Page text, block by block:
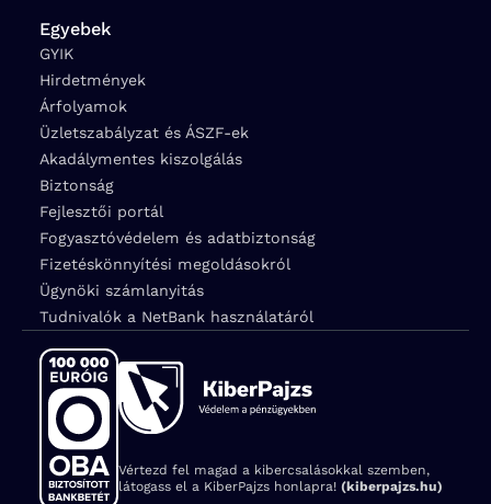
Egyebek
GYIK
Hirdetmények
Árfolyamok
Üzletszabályzat és ÁSZF-ek
Akadálymentes kiszolgálás
Biztonság
Fejlesztői portál
Fogyasztóvédelem és adatbiztonság
Fizetéskönnyítési megoldásokról
Ügynöki számlanyitás
Tudnivalók a NetBank használatáról
Vértezd fel magad a kibercsalásokkal szemben,
látogass el a KiberPajzs honlapra! (kiberpajzs.hu)